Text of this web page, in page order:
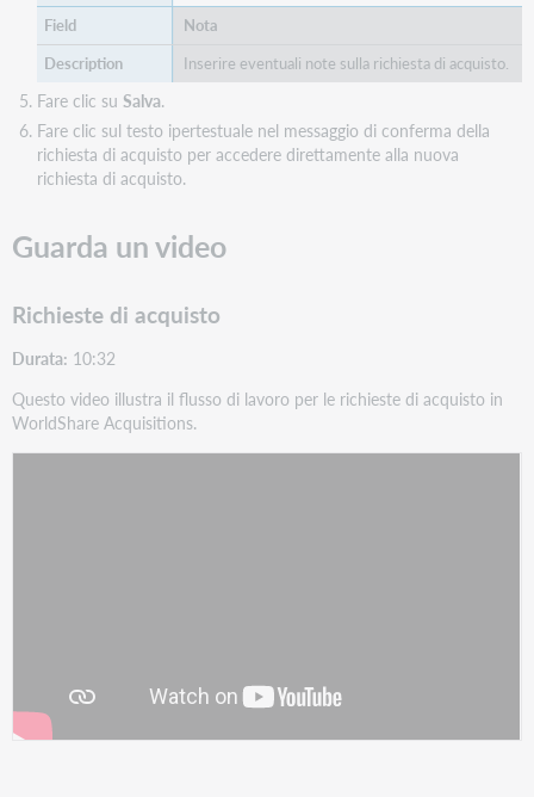
Nota
Inserire eventuali note sulla richiesta di acquisto.
Fare clic su Salva.
Fare clic sul testo ipertestuale nel messaggio di conferma della
richiesta di acquisto per accedere direttamente alla nuova
richiesta di acquisto.
Guarda un video
Richieste di acquisto
Durata: 10:32
Questo video illustra il flusso di lavoro per le richieste di acquisto in
WorldShare Acquisitions.